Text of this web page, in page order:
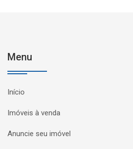
Menu
Início
Imóveis à venda
Anuncie seu imóvel